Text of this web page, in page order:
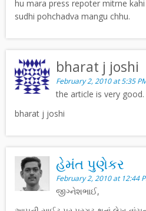
hu mara press repoter mitrne
sudhi pohchadva mangu chhu.
bharat j joshi
February 2, 2010 at 5:35
the article is very
bharat j joshi
હેમંત પુણેકર
February 2, 2010 at 12:44
જીગ્નેશભાઈ,